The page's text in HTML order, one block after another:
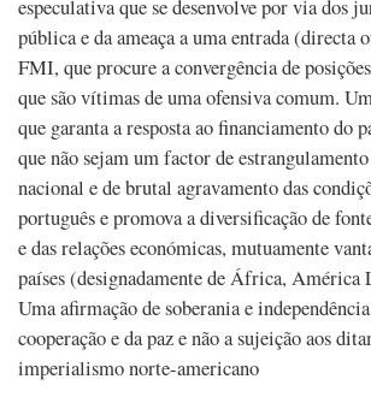
especulativa que se desenvolve por via dos
pública e da ameaça a uma entrada (directa
FMI, que procure a convergência de
que são vítimas de uma ofensiva comum.
que garanta a resposta ao financiamento do
que não sejam um factor de
nacional e de brutal agravamento das
português e promova a diversificação de
e das relações económicas, mutuamente
países (designadamente de África, América
Uma afirmação de soberania e
cooperação e da paz e não a sujeição aos
imperialismo norte-americano